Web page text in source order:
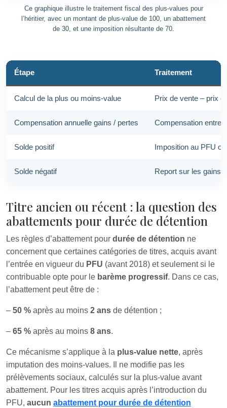
Ce graphique illustre le traitement fiscal des plus-values pour
l’héritier, avec un montant de plus-value de 100, un abattement
de 30, et une imposition résultante de 70.
Étape Traitement
Calcul de la plus ou moins-value Prix de vente – prix
Compensation annuelle gains / pertes Compensation entre
Solde positif Imposition au PFU
Solde négatif Report sur les gains
Titre ancien ou récent : la question des
abattements pour durée de détention
Les règles d’abattement pour durée de détention ne
concernent que certaines catégories de titres, acquis avant
l’entrée en vigueur du PFU (avant 2018) et seulement si le
contribuable opte pour le barème progressif. Dans ce cas,
l’abattement peut être de :
– 50 % après au moins 2 ans de détention ;
– 65 % après au moins 8 ans.
Ce mécanisme s’applique à la plus-value nette, après
imputation des moins-values. Il ne modifie pas les
prélèvements sociaux, calculés sur la plus-value avant
abattement. Pour les titres acquis après l’introduction du
PFU, aucun abattement pour durée de détention